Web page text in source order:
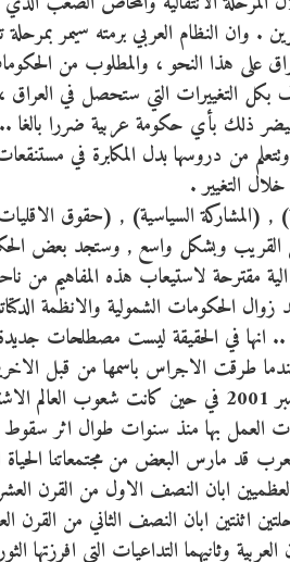
. وان النظام العربي برمته سيمر
على هذا النحو ، والمطلوب من
بكل التغييرات التي ستحصل في
ذلك بأي حكومة عربية ضررا بالغا
وتتعلم من دروسها بدل المكابرة في
التغيير .
, (المشاركة السياسية) , (حقوق
القريب وبشكل واسع , وستجد بعض
مقترحة لاستيعاب هذه المفاهيم من
الحكومات الشمولية والانظمة
.. انها في الحقيقة ليست مصطلحات
طرقت الاجراس باسمها من قبل الاخرين
وخصوصا بعد 11 سبتمبر 2001 في حين كانت
بها منذ سنوات طوال اثر سقوط
قد مارس البعض من مجتمعاتنا الحياة
العظميين ابان النصف الاول من القرن
اثنتين ابان النصف الثاني من القرن
وثانيهما التداعيات التي افرزتها